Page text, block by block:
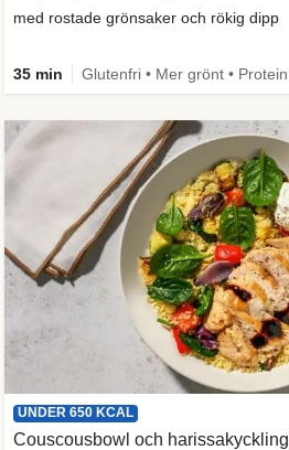
med rostade grönsaker och rökig dipp
35 min
UNDER 650 KCAL
Couscousbowl och harissakyckling